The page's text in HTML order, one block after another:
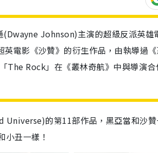
(Dwayne Johnson)主演的超級反派英
電影《沙贊》的衍生作品，由執導過
Rock」在《叢林奇航》中與導演
Universe)的第11部作品，黑亞當和沙
小丑一樣！